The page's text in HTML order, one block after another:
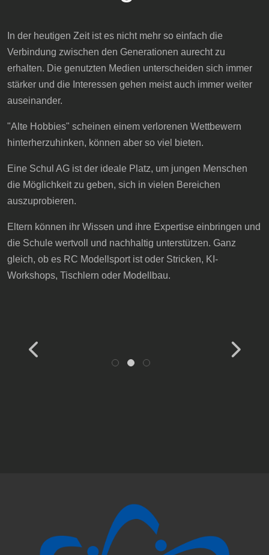
In der heutigen Zeit ist es nicht mehr so einfach die
Verbindung zwischen den Generationen aurecht zu
erhalten. Die genutzten Medien unterscheiden sich immer
stärker und die Interessen gehen meist auch immer weiter
auseinander.
"Alte Hobbies" scheinen einem verlorenen Wettbewern
hinterherzuhinken, können aber so viel bieten.
Eine Schul AG ist der ideale Platz, um jungen Menschen
die Möglichkeit zu geben, sich in vielen Bereichen
auszuprobieren.
Eltern können ihr Wissen und ihre Expertise einbringen und
die Schule wertvoll und nachhaltig unterstützen. Ganz
gleich, ob es RC Modellsport ist oder Stricken, KI-
Workshops, Tischlern oder Modellbau.
1 2 3